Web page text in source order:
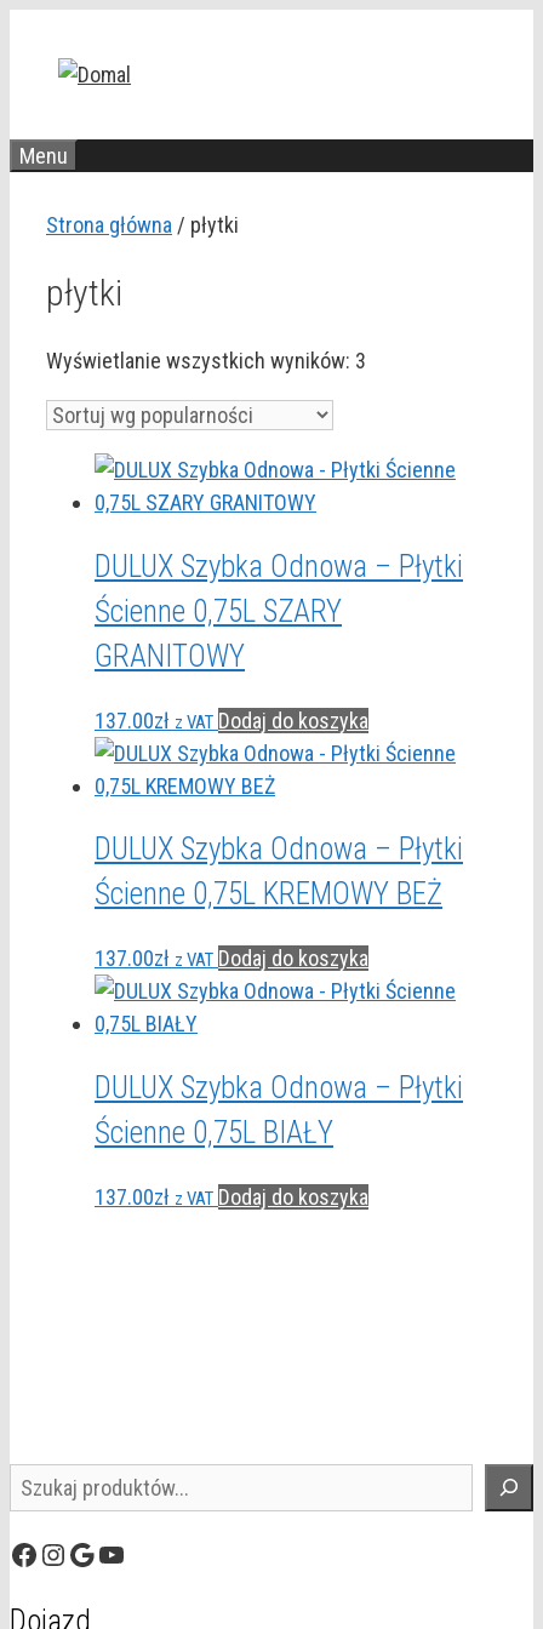
Menu
Strona główna / płytki
płytki
Wyświetlanie wszystkich wyników: 3
DULUX Szybka Odnowa – Płytki
Ścienne 0,75L SZARY
GRANITOWY
137.00zł z VAT Dodaj do koszyka
DULUX Szybka Odnowa – Płytki
Ścienne 0,75L KREMOWY BEŻ
137.00zł z VAT Dodaj do koszyka
DULUX Szybka Odnowa – Płytki
Ścienne 0,75L BIAŁY
137.00zł z VAT Dodaj do koszyka
Szukaj
Facebook
Instagram
GoogleYouTube
Dojazd